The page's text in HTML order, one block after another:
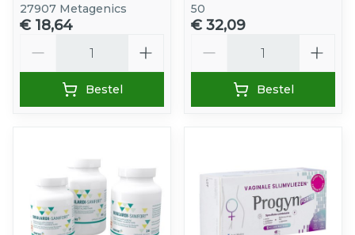
27907 Metagenics
€ 18,64
Bestel
50
€ 32,09
Bestel